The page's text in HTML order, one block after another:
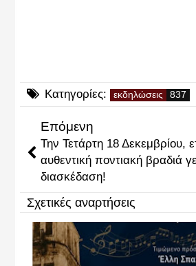
Κατηγορίες: εκδηλώσεις
Επόμενη
Την Τετάρτη 18 Δεκεμβρίου,
αυθεντική ποντιακή βραδιά
διασκέδαση!
Σχετικές αναρτήσεις